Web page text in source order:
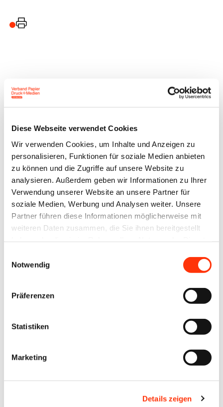
Diese Webseite verwendet Cookies
Wir verwenden Cookies, um Inhalte und Anzeigen zu
personalisieren, Funktionen für soziale Medien anbieten
zu können und die Zugriffe auf unsere Website zu
analysieren. Außerdem geben wir Informationen zu Ihrer
Verwendung unserer Website an unsere Partner für
soziale Medien, Werbung und Analysen weiter. Unsere
Partner führen diese Informationen möglicherweise mit
weiteren Daten zusammen, die Sie ihnen bereitgestellt
Notwendig
Präferenzen
Statistiken
Marketing
Details zeigen
Drucker
Benutzeranmeldung
Bitte geben Sie Ihren
Benutzernamen und Ihr
Passwort ein, um sich an der
Website anzumelden.
E-Mail-Adresse